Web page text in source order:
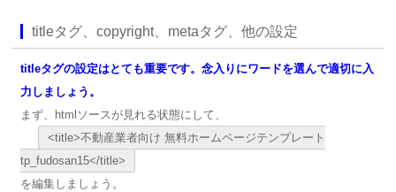
titleタグ、copyright、metaタグ、他の設定
titleタグの設定はとても重要です。念入りにワードを選んで適切に入
力しましょう。
まず、htmlソースが見れる状態にして、
<title>不動産業者向け 無料ホームページテンプレート
tp_fudosan15</title>
を編集しましょう。